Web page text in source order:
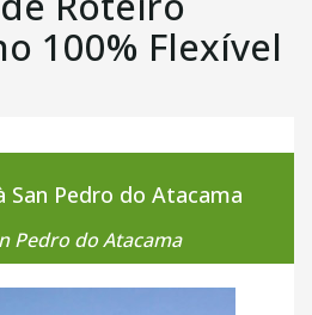
100% Flexível
San Pedro do Atacama
Pedro do Atacama